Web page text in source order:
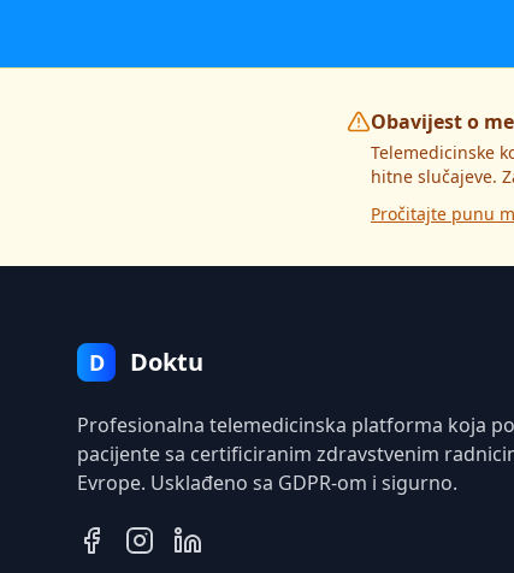
Obavijest o
Telemedicinske
hitne slučajeve.
Pročitajte punu
D Doktu
Profesionalna telemedicinska platforma koja
pacijente sa certificiranim zdravstvenim
Evrope. Usklađeno sa GDPR-om i sigurno.